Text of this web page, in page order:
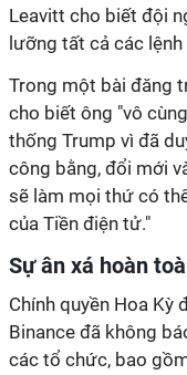
Leavitt cho biết đội
lưỡng tất cả các lệnh
Trong một bài đăng
cho biết ông "vô
thống Trump vì đã
công bằng, đổi mới
sẽ làm mọi thứ có
của Tiền điện tử."
Sự ân xá hoàn
Chính quyền Hoa Kỳ
Binance đã không
các tổ chức, bao